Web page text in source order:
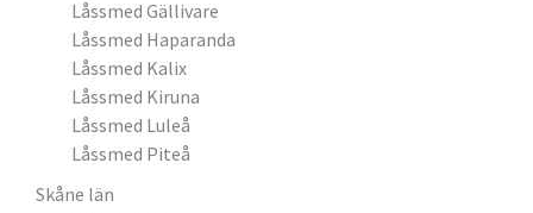
Låssmed Gällivare
Låssmed Haparanda
Låssmed Kalix
Låssmed Kiruna
Låssmed Luleå
Låssmed Piteå
Skåne län